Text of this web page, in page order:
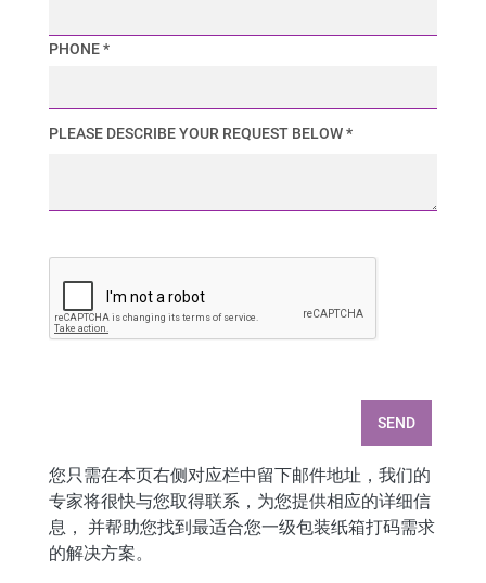
PHONE *
PLEASE DESCRIBE YOUR REQUEST BELOW *
SEND
您只需在本页右侧对应栏中留下邮件地址，我们的
专家将很快与您取得联系，为您提供相应的详细信
息， 并帮助您找到最适合您一级包装纸箱打码需求
的解决方案。